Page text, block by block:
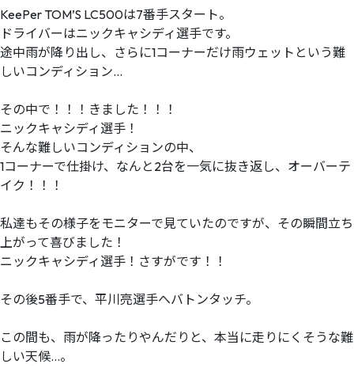
KeePer TOM’S LC500は7番手スタート。
ドライバーはニックキャシディ選手です。
途中雨が降り出し、さらに1コーナーだけ雨ウェットという難
しいコンディション…
その中で！！！きました！！！
ニックキャシディ選手！
そんな難しいコンディションの中、
1コーナーで仕掛け、なんと2台を一気に抜き返し、オーバーテ
イク！！！
私達もその様子をモニターで見ていたのですが、その瞬間立ち
上がって喜びました！
ニックキャシディ選手！さすがです！！
その後5番手で、平川亮選手へバトンタッチ。
この間も、雨が降ったりやんだりと、本当に走りにくそうな難
しい天候…。